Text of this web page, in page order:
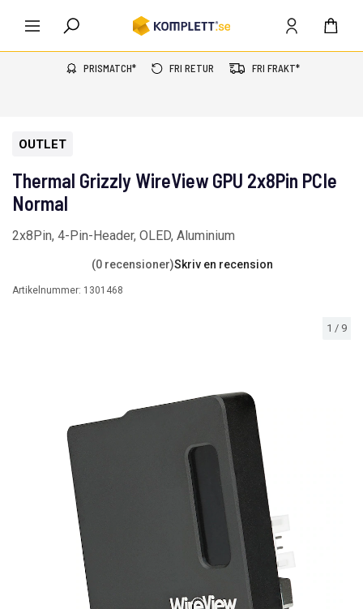
PRISMATCH* FRI RETUR FRI FRAKT*
1 / 9
OUTLET
Thermal Grizzly WireView GPU 2x8Pin PCIe
Normal
2x8Pin, 4-Pin-Header, OLED, Aluminium
(0 recensioner)Skriv en recension
Artikelnummer: 1301468